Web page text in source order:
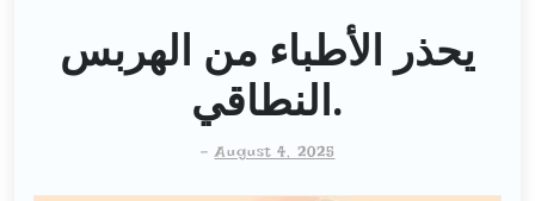
يحذر الأطباء من الهربس
النطاقي.
-August 4, 2025